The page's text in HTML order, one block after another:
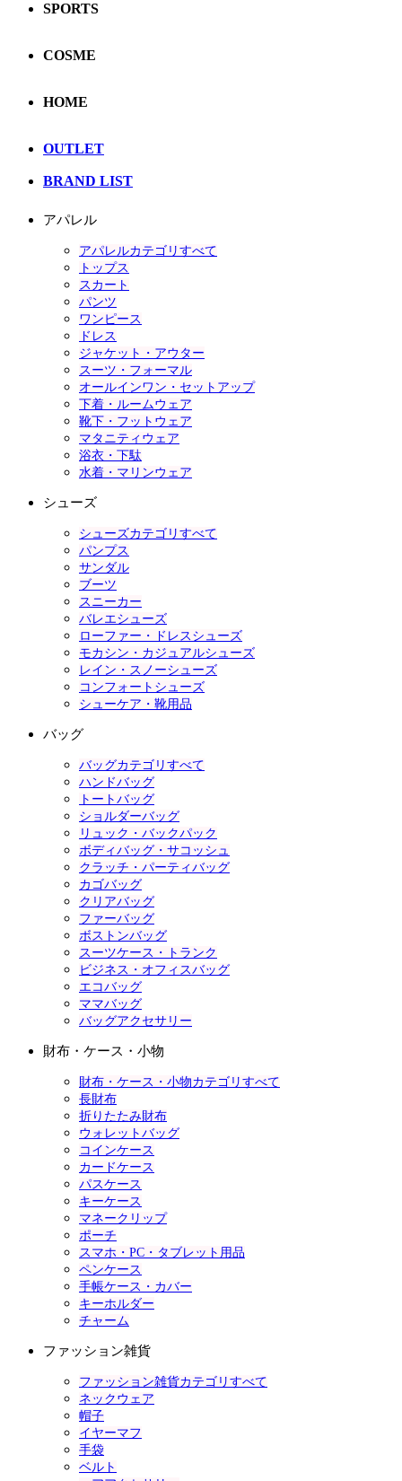
SPORTS
COSME
HOME
OUTLET
BRAND LIST
アパレル
アパレルカテゴリすべて
トップス
スカート
パンツ
ワンピース
ドレス
ジャケット・アウター
スーツ・フォーマル
オールインワン・セットアップ
下着・ルームウェア
靴下・フットウェア
マタニティウェア
浴衣・下駄
水着・マリンウェア
シューズ
シューズカテゴリすべて
パンプス
サンダル
ブーツ
スニーカー
バレエシューズ
ローファー・ドレスシューズ
モカシン・カジュアルシューズ
レイン・スノーシューズ
コンフォートシューズ
シューケア・靴用品
バッグ
バッグカテゴリすべて
ハンドバッグ
トートバッグ
ショルダーバッグ
リュック・バックパック
ボディバッグ・サコッシュ
クラッチ・パーティバッグ
カゴバッグ
クリアバッグ
ファーバッグ
ボストンバッグ
スーツケース・トランク
ビジネス・オフィスバッグ
エコバッグ
ママバッグ
バッグアクセサリー
財布・ケース・小物
財布・ケース・小物カテゴリすべて
長財布
折りたたみ財布
ウォレットバッグ
コインケース
カードケース
パスケース
キーケース
マネークリップ
ポーチ
スマホ・PC・タブレット用品
ペンケース
手帳ケース・カバー
キーホルダー
チャーム
ファッション雑貨
ファッション雑貨カテゴリすべて
ネックウェア
帽子
イヤーマフ
手袋
ベルト